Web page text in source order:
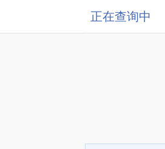
正在查询中